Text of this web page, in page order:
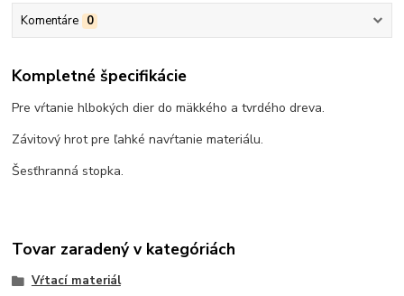
Komentáre 0
Kompletné špecifikácie
Pre vŕtanie hlbokých dier do mäkkého a tvrdého dreva.
Závitový hrot pre ľahké navŕtanie materiálu.
Šesťhranná stopka.
Tovar zaradený v kategóriách
Vŕtací materiál